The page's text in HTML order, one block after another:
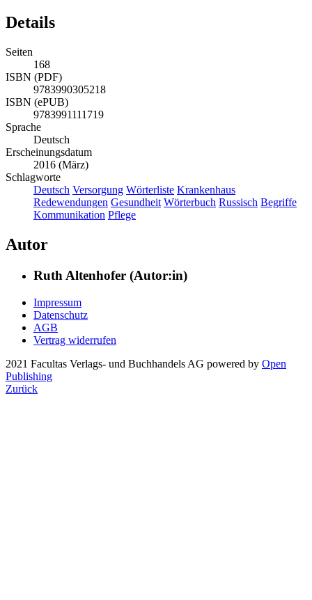
Details
Seiten
168
ISBN (PDF)
9783990305218
ISBN (ePUB)
9783991111719
Sprache
Deutsch
Erscheinungsdatum
2016 (März)
Schlagworte
Deutsch Versorgung Wörterliste Krankenhaus
Redewendungen Gesundheit Wörterbuch Russisch Begriffe
Kommunikation Pflege
Autor
Ruth Altenhofer (Autor:in)
Impressum
Datenschutz
AGB
Vertrag widerrufen
2021 Facultas Verlags- und Buchhandels AG powered by Open
Publishing
Zurück